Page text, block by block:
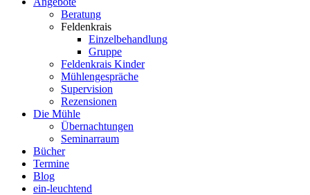
Beratung
Feldenkrais
Einzelbehandlung
Gruppe
Feldenkrais Kinder
Mühlengespräche
Supervision
Rezensionen
Die Mühle
Übernachtungen
Seminarraum
Bücher
Termine
Blog
ein-leuchtend